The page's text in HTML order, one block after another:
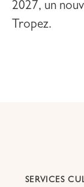
2027, un
Tropez.
SERVICES